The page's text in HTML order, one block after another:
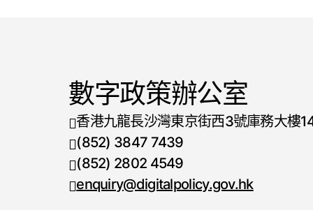
數字政策辦公室
香港九龍長沙灣東京街西3號庫務大樓
電話號碼
(852) 3847 7439
傳真號碼
(852) 2802 4549
enquiry@digitalpolicy.gov.hk